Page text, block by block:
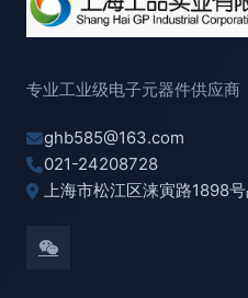
专业工业级电子元器件供应商
ghb585@163.com
021-24208728
上海市松江区涞寅路1898